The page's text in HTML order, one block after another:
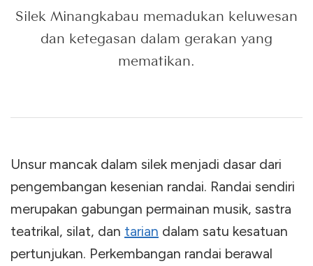
Silek Minangkabau memadukan keluwesan
dan ketegasan dalam gerakan yang
mematikan.
Unsur mancak dalam silek menjadi dasar dari
pengembangan kesenian randai. Randai sendiri
merupakan gabungan permainan musik, sastra
teatrikal, silat, dan tarian dalam satu kesatuan
pertunjukan. Perkembangan randai berawal